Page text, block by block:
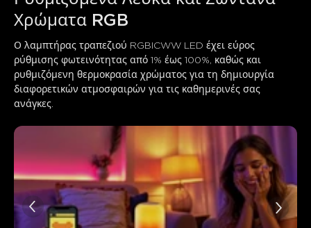
Χρώματα RGB
Ο λαμπτήρας τραπεζιού RGBICWW LED έχει εύρος
ρύθμισης φωτεινότητας από 1% έως 100%, καθώς και
ρυθμιζόμενη θερμοκρασία χρώματος για τη δημιουργία
διαφορετικών ατμοσφαιρών για τις καθημερινές σας
ανάγκες.